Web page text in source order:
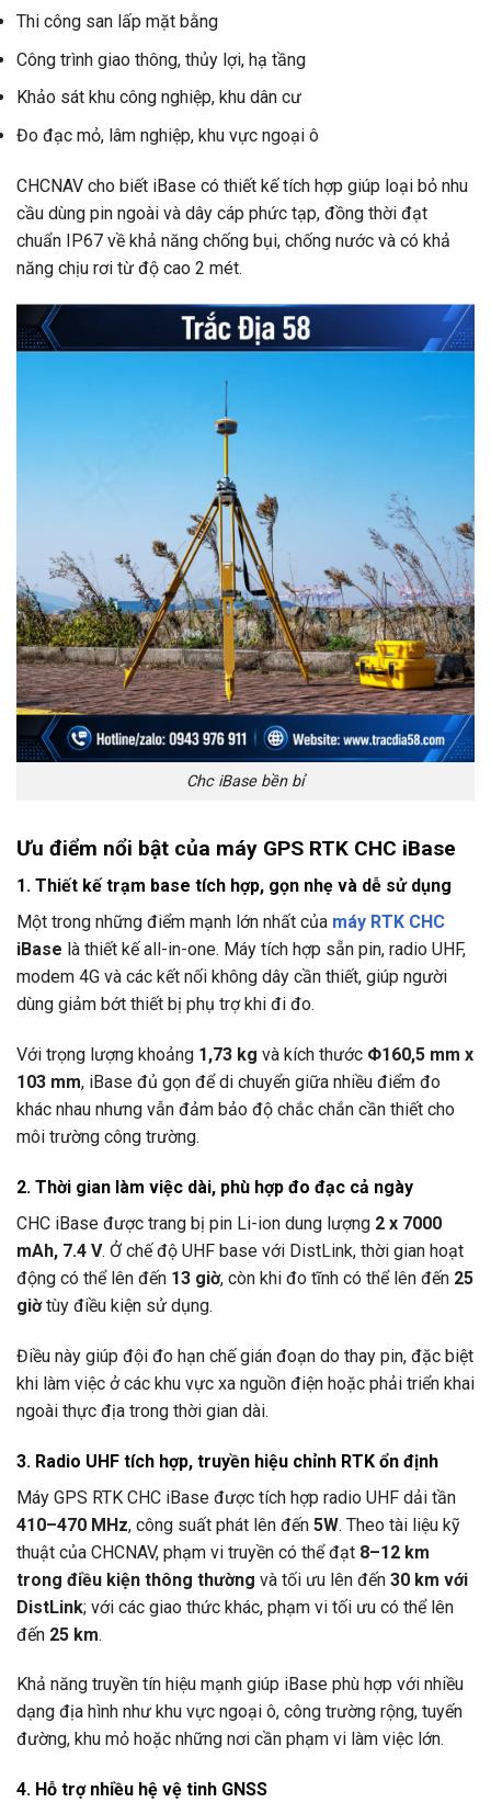
Thi công san lấp mặt bằng
Công trình giao thông, thủy lợi, hạ tầng
Khảo sát khu công nghiệp, khu dân cư
Đo đạc mỏ, lâm nghiệp, khu vực ngoại ô
CHCNAV cho biết iBase có thiết kế tích hợp giúp loại bỏ nhu
cầu dùng pin ngoài và dây cáp phức tạp, đồng thời đạt
chuẩn IP67 về khả năng chống bụi, chống nước và có khả
năng chịu rơi từ độ cao 2 mét.
Chc iBase bền bỉ
Ưu điểm nổi bật của máy GPS RTK CHC iBase
1. Thiết kế trạm base tích hợp, gọn nhẹ và dễ sử dụng
Một trong những điểm mạnh lớn nhất của máy RTK CHC
iBase là thiết kế all-in-one. Máy tích hợp sẵn pin, radio UHF,
modem 4G và các kết nối không dây cần thiết, giúp người
dùng giảm bớt thiết bị phụ trợ khi đi đo.
Với trọng lượng khoảng 1,73 kg và kích thước Φ160,5 mm x
103 mm, iBase đủ gọn để di chuyển giữa nhiều điểm đo
khác nhau nhưng vẫn đảm bảo độ chắc chắn cần thiết cho
môi trường công trường.
2. Thời gian làm việc dài, phù hợp đo đạc cả ngày
CHC iBase được trang bị pin Li-ion dung lượng 2 x 7000
mAh, 7.4 V. Ở chế độ UHF base với DistLink, thời gian hoạt
động có thể lên đến 13 giờ, còn khi đo tĩnh có thể lên đến 25
giờtùy điều kiện sử dụng.
Điều này giúp đội đo hạn chế gián đoạn do thay pin, đặc biệt
khi làm việc ở các khu vực xa nguồn điện hoặc phải triển khai
ngoài thực địa trong thời gian dài.
3. Radio UHF tích hợp, truyền hiệu chỉnh RTK ổn định
Máy GPS RTK CHC iBase được tích hợp radio UHF dải tần
410–470 MHz, công suất phát lên đến 5W. Theo tài liệu kỹ
thuật của CHCNAV, phạm vi truyền có thể đạt 8–12 km
trong điều kiện thông thường và tối ưu lên đến 30 km với
DistLink; với các giao thức khác, phạm vi tối ưu có thể lên
đến 25 km.
Khả năng truyền tín hiệu mạnh giúp iBase phù hợp với nhiều
dạng địa hình như khu vực ngoại ô, công trường rộng, tuyến
đường, khu mỏ hoặc những nơi cần phạm vi làm việc lớn.
4. Hỗ trợ nhiều hệ vệ tinh GNSS